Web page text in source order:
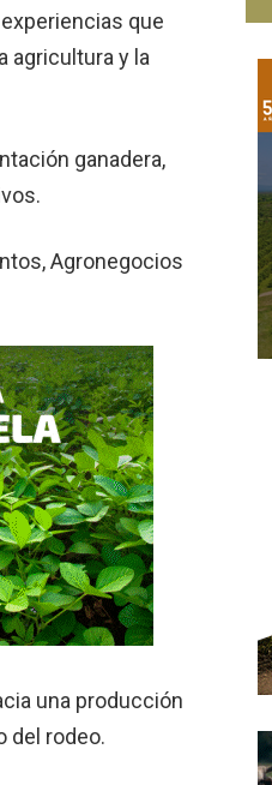
que
agricultura y la
ganadera,
Agronegocios
una producción
del rodeo.